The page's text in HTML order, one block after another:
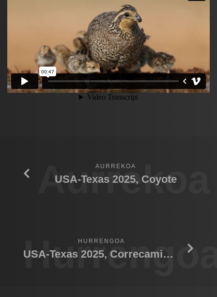
Aurrekoa
AURREKOA
USA-Texas 2025, Coyote
HURRENGOA
USA-Texas 2025, Correcaminos